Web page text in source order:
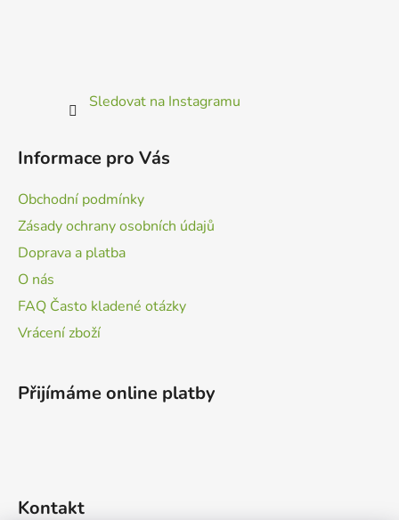
Sledovat na Instagramu
Informace pro Vás
Obchodní podmínky
Zásady ochrany osobních údajů
Doprava a platba
O nás
FAQ Často kladené otázky
Vrácení zboží
Přijímáme online platby
Kontakt